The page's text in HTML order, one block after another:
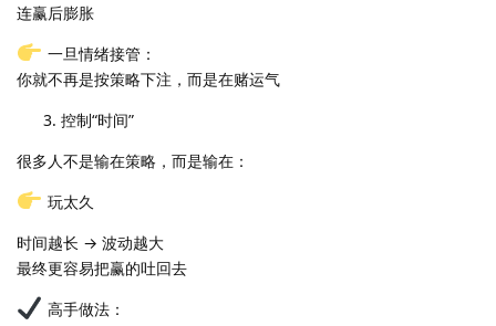
连赢后膨胀
一旦情绪接管：
你就不再是按策略下注，而是在赌运气
控制“时间”
很多人不是输在策略，而是输在：
玩太久
时间越长 → 波动越大
最终更容易把赢的吐回去
高手做法：